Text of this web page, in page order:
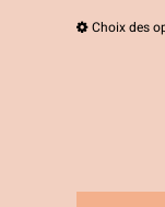
Choix des